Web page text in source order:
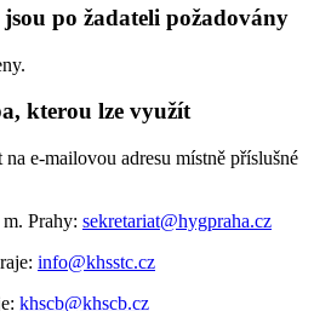
po žadateli požadovány
kterou lze využít
e-mailovou adresu místně příslušné
Prahy: sekretariat@hygpraha.cz
info@khsstc.cz
khscb@khscb.cz